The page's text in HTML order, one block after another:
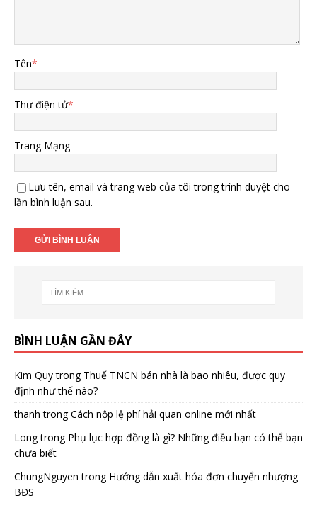
Tên*
Thư điện tử*
Trang Mạng
Lưu tên, email và trang web của tôi trong trình duyệt cho
lần bình luận sau.
BÌNH LUẬN GẦN ĐÂY
Kim Quytrong Thuế TNCN bán nhà là bao nhiêu, được quy
định như thế nào?
thanh trongCách nộp lệ phí hải quan online mới nhất
Longtrong Phụ lục hợp đồng là gì? Những điều bạn có thể bạn
chưa biết
ChungNguyen trong Hướng dẫn xuất hóa đơn chuyển nhượng
BĐS